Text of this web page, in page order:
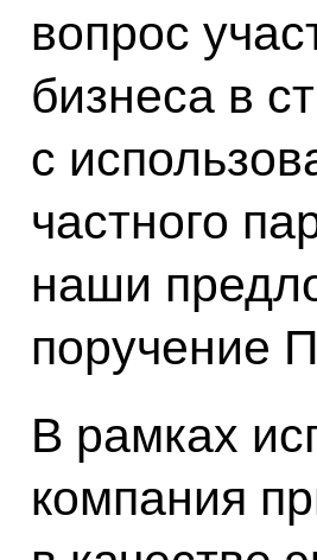
вопрос
бизнеса в
с
частного
наши
поручение
В рамках
компания